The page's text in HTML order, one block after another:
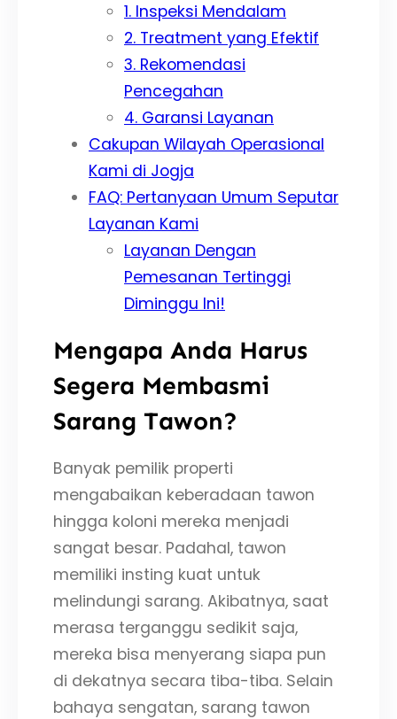
1. Inspeksi Mendalam
2. Treatment yang Efektif
3. Rekomendasi
Pencegahan
4. Garansi Layanan
Cakupan Wilayah Operasional
Kami di Jogja
FAQ: Pertanyaan Umum Seputar
Layanan Kami
Layanan Dengan
Pemesanan Tertinggi
Diminggu Ini!
Mengapa Anda Harus
Segera Membasmi
Sarang Tawon?
Banyak pemilik properti
mengabaikan keberadaan tawon
hingga koloni mereka menjadi
sangat besar. Padahal, tawon
memiliki insting kuat untuk
melindungi sarang. Akibatnya, saat
merasa terganggu sedikit saja,
mereka bisa menyerang siapa pun
di dekatnya secara tiba-tiba. Selain
bahaya sengatan, sarang tawon